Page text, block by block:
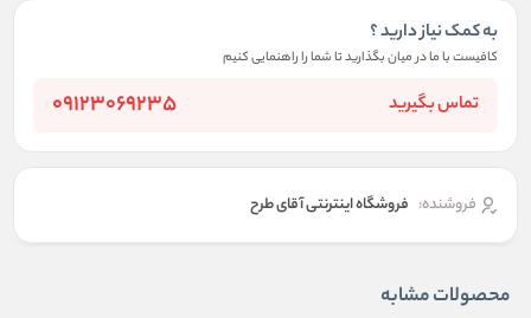
به کمک نیاز دارید ؟
کافیست با ما در میان بگذارید تا شما را راهنمایی کنیم
تماس بگیرید 09123069235
فروشنده: فروشگاه اینترنتی آقای طرح
محصولات مشابه